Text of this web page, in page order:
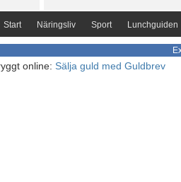
Start Näringsliv Sport Lunchguiden
online: Sälja guld med Guldbrev